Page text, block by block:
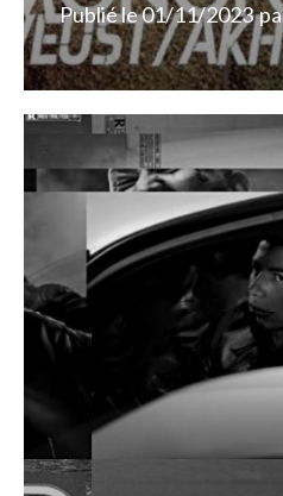
Publié le01/11/2023